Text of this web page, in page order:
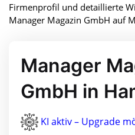
Firmenprofil und detaillierte
Manager Magazin GmbH auf
Manager
GmbH in
KI aktiv – Upgrade